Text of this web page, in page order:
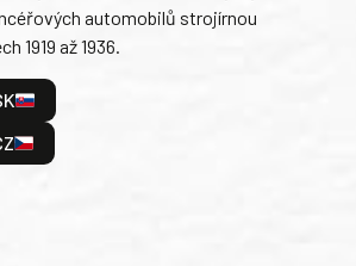
automobilů strojírnou
1919 až 1936.